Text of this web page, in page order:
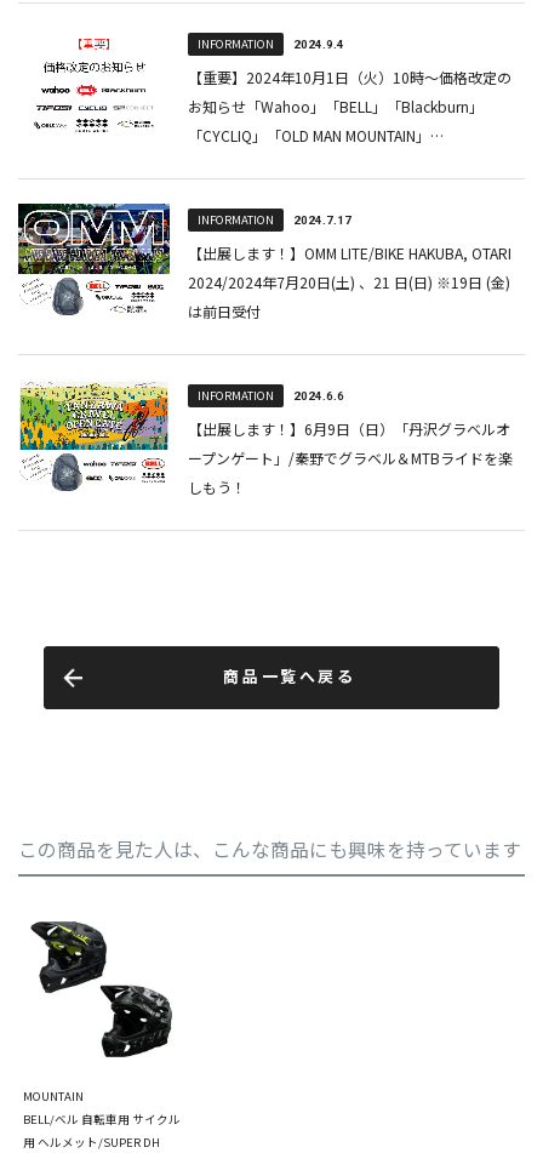
商品一覧へ戻る
この商品を見た人は、こんな商品にも興味を持っています
MOUNTAIN
BELL/ベル 自転車用 サイクル
用 ヘルメット/SUPER DH